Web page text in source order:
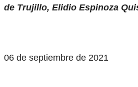
de Trujillo, Elidio Espinoza
06 de septiembre de 2021